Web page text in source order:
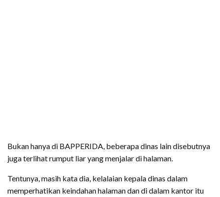
Bukan hanya di BAPPERIDA, beberapa dinas lain disebutnya
juga terlihat rumput liar yang menjalar di halaman.
Tentunya, masih kata dia, kelalaian kepala dinas dalam
memperhatikan keindahan halaman dan di dalam kantor itu